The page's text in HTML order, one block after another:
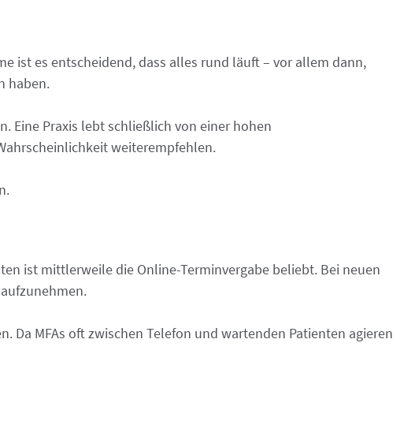
ist es entscheidend, dass alles rund läuft – vor allem dann,
haben.
Eine Praxis lebt schließlich von einer hohen
weiterempfehlen.
ist mittlerweile die Online-Terminvergabe beliebt. Bei neuen
MFAs oft zwischen Telefon und wartenden Patienten agieren